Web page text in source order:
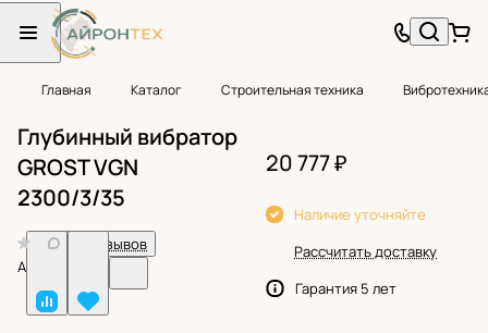
Главная Каталог Строительная техника
Глубинный вибратор
GROST VGN
2300/3/35
Нет отзывов
Арт.
20 777 ₽
Наличие уточняйте
Рассчитать доставку
Гарантия 5 лет